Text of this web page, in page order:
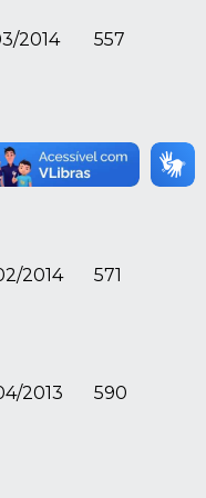
2014 557
2014 581
2014 571
2013 590